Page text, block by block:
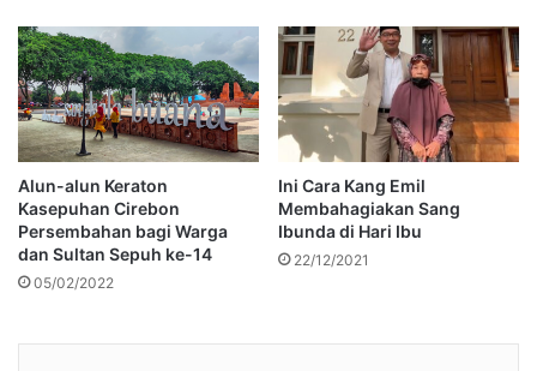
Alun-alun Keraton
Kasepuhan Cirebon
Persembahan bagi Warga
dan Sultan Sepuh ke-14
05/02/2022
Ini Cara Kang Emil
Membahagiakan Sang
Ibunda di Hari Ibu
22/12/2021